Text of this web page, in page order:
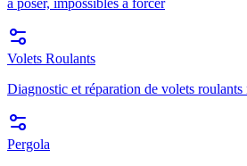
à poser, impossibles à forcer
Volets Roulants
Diagnostic et réparation de volets roulants
Pergola